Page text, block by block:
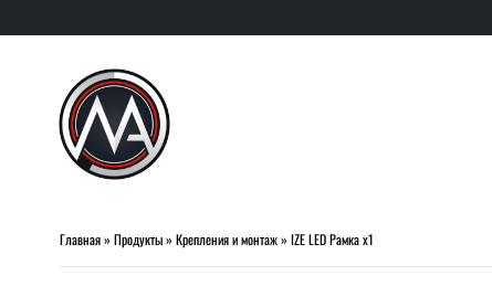
Главная» Продукты» Крепления и монтаж» IZE LED Рамка х1